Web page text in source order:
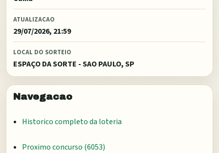
ATUALIZACAO
29/07/2026, 21:59
LOCAL DO SORTEIO
ESPAÇO DA SORTE - SAO PAULO, SP
Navegacao
Historico completo da loteria
Proximo concurso (6053)